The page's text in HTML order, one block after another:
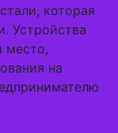
которая
Устройства
место,
на